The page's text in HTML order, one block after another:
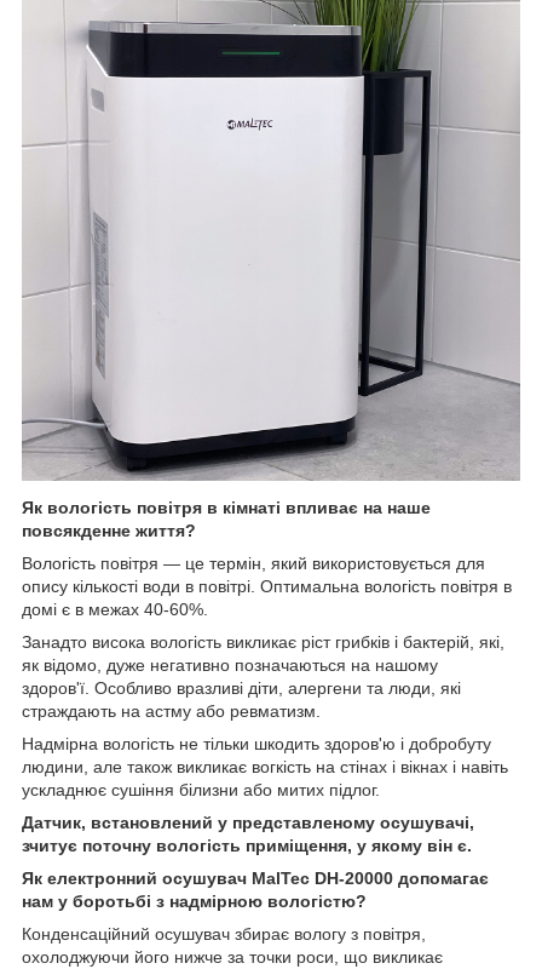
Як вологість повітря в кімнаті впливає на наше
повсякденне життя?
Вологість повітря — це термін, який використовується для
опису кількості води в повітрі. Оптимальна вологість повітря в
домі є в межах 40-60%.
Занадто висока вологість викликає ріст грибків і бактерій, які,
як відомо, дуже негативно позначаються на нашому
здоров'ї. Особливо вразливі діти, алергени та люди, які
страждають на астму або ревматизм.
Надмірна вологість не тільки шкодить здоров'ю і добробуту
людини, але також викликає вогкість на стінах і вікнах і навіть
ускладнює сушіння білизни або митих підлог.
Датчик, встановлений у представленому осушувачі,
зчитує поточну вологість приміщення, у якому він є.
Як електронний осушувач MalTec DH-20000 допомагає
нам у боротьбі з надмірною вологістю?
Конденсаційний осушувач збирає вологу з повітря,
охолоджуючи його нижче за точки роси, що викликає